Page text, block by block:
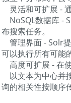
灵活和可扩展 -
NoSQL数据库 -
布搜索任务。
管理界面 - Solr
可以执行所有可能
高度可扩展 - 在
以文本为中心并
询的相关性按顺序